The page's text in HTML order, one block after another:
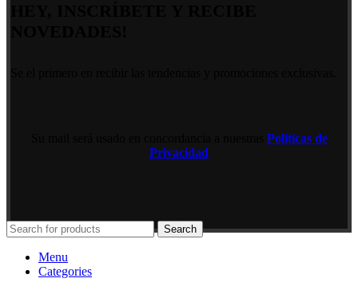
Políticas de
Privacidad
Search
Menu
Categories